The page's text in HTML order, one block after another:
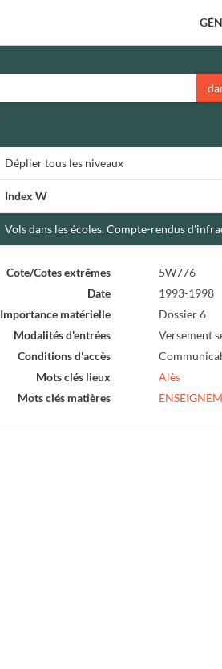
Dépliertous les niveaux
Index W
Vols dans les écoles. Compte-rendus
Cote/Cotes extrêmes
5W776
Date
1993-1998
Importance matérielle
Dossier 6
Modalités d'entrées
Versement
Conditions d'accès
Mots clés lieux
Alès
Mots clés matières